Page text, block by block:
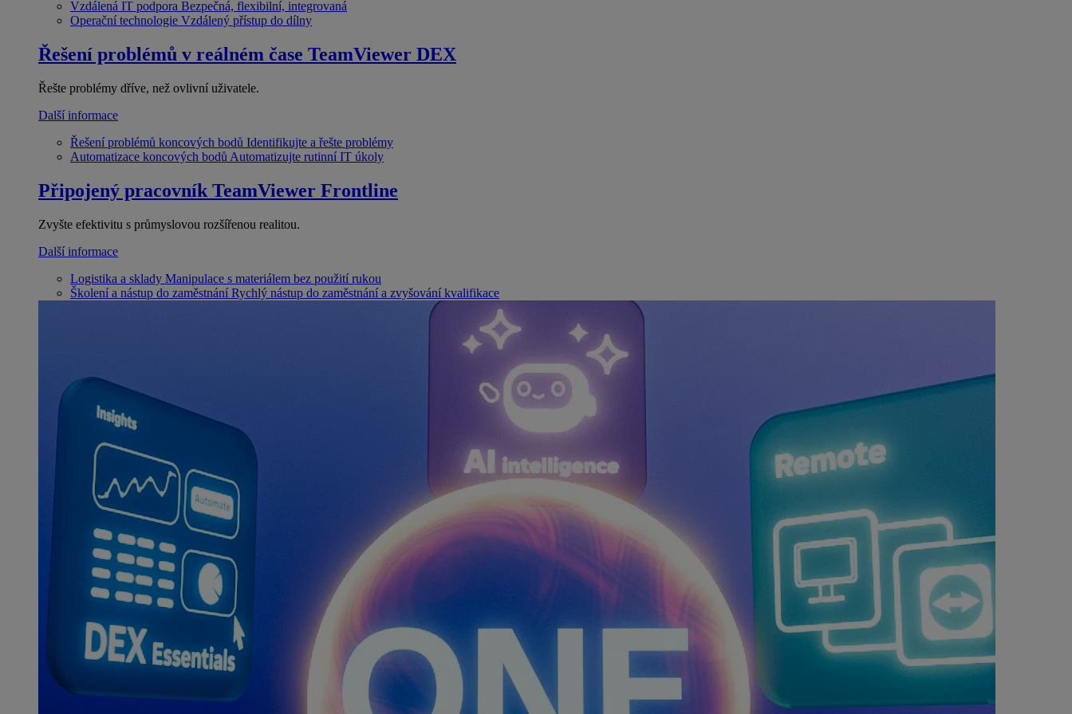
Vzdálená IT podpora Bezpečná, flexibilní, integrovaná
Operační technologie Vzdálený přístup do dílny
Řešení problémů v reálném čase TeamViewer DEX
Řešte problémy dříve, než ovlivní uživatele.
Další informace
Řešení problémů koncových bodů Identifikujte a řešte problémy
Automatizace koncových bodů Automatizujte rutinní IT úkoly
Připojený pracovník TeamViewer Frontline
Zvyšte efektivitu s průmyslovou rozšířenou realitou.
Další informace
Logistika a sklady Manipulace s materiálem bez použití rukou
Školení a nástup do zaměstnání Rychlý nástup do zaměstnání a zvyšování kvalifikace